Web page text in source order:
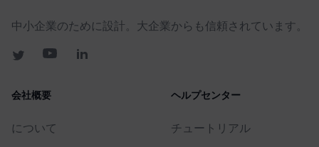
中小企業のために設計。大企業からも信頼されています。
会社概要
について
ヘルプセンター
チュートリアル